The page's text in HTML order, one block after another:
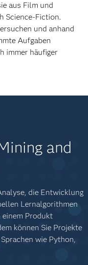
aus Film und
Science-Fiction.
und anhand
Aufgaben
immer häufiger
and
die Entwicklung
Lernalgorithmen
Produkt
können Sie Projekte
wie Python,